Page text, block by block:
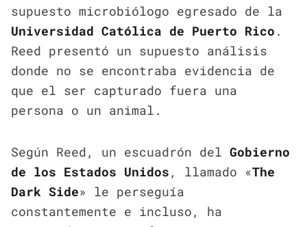
supuesto microbiólogo egresado de la
Universidad Católica de Puerto Rico .
Reed presentó un supuesto análisis
donde no se encontraba evidencia de
que el ser capturado fuera una
persona o un animal.
Según Reed, un escuadrón del Gobierno
de los Estados Unidos , llamado «The
Dark Side» le perseguía
constantemente e incluso, ha